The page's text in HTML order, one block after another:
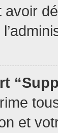
avoir
et